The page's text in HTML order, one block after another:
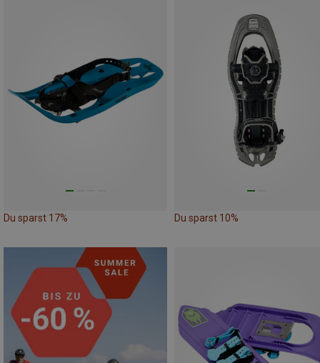
Du sparst 17% Du sparst 10%